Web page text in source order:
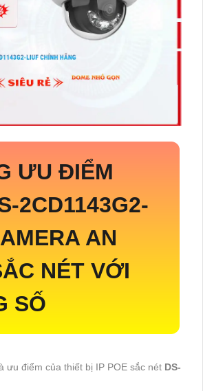
ƯU ĐIỂM
2CD1143G2-
AN
NÉT VỚI
SỐ
ưu điểm của thiết bị IP POE sắc nét DS-